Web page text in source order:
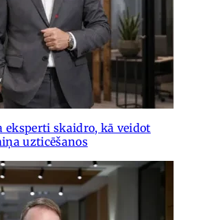
eksperti skaidro, kā veidot
uzticēšanos